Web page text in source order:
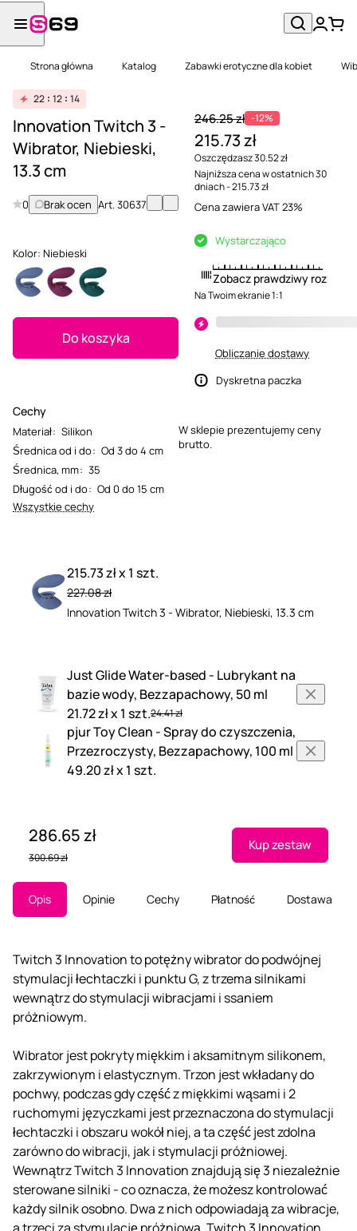
Strona główna Katalog Zabawki erotyczne dla kobiet
22 12 14
Innovation Twitch 3 -
Wibrator, Niebieski,
13.3 cm
0 Brak ocen Art.30637
Kolor: Niebieski
Do koszyka
Cechy
Materiał: Silikon
Średnica od i do: Od 3 do 4 cm
Średnica, mm: 35
Długość od i do: Od 0 do 15 cm
Wszystkie cechy
246.25 zł -12%
215.73 zł
Oszczędzasz 30.52 zł
Najniższa cena w ostatnich 30
dniach - 215.73 zł
Cena zawiera VAT 23%
Wystarczająco
Zobacz prawdziwy rozmiar
Na Twoim ekranie 1:1
Obliczanie dostawy
Dyskretna paczka
W sklepie prezentujemy ceny
brutto.
215.73 zł x 1 szt.
227.08 zł
Innovation Twitch 3 - Wibrator, Niebieski, 13.3 cm
Just Glide Water-based - Lubrykant na
bazie wody, Bezzapachowy, 50 ml
21.72 zł x 1 szt.24.41 zł
pjur Toy Clean - Spray do czyszczenia,
Przezroczysty, Bezzapachowy, 100 ml
49.20 zł x 1 szt.
286.65 zł
300.69 zł
Kup zestaw
Opis Opinie Cechy Płatność Dostawa
Twitch 3 Innovation to potężny wibrator do podwójnej
stymulacji łechtaczki i punktu G, z trzema silnikami
wewnątrz do stymulacji wibracjami i ssaniem
próżniowym.
Wibrator jest pokryty miękkim i aksamitnym silikonem,
zakrzywionym i elastycznym. Trzon jest wkładany do
pochwy, podczas gdy część z miękkimi wąsami i 2
ruchomymi języczkami jest przeznaczona do stymulacji
łechtaczki i obszaru wokół niej, a ta część jest zdolna
zarówno do wibracji, jak i stymulacji próżniowej.
Wewnątrz Twitch 3 Innovation znajdują się 3 niezależnie
sterowane silniki - co oznacza, że możesz kontrolować
każdy silnik osobno. Dwa z nich odpowiadają za wibracje,